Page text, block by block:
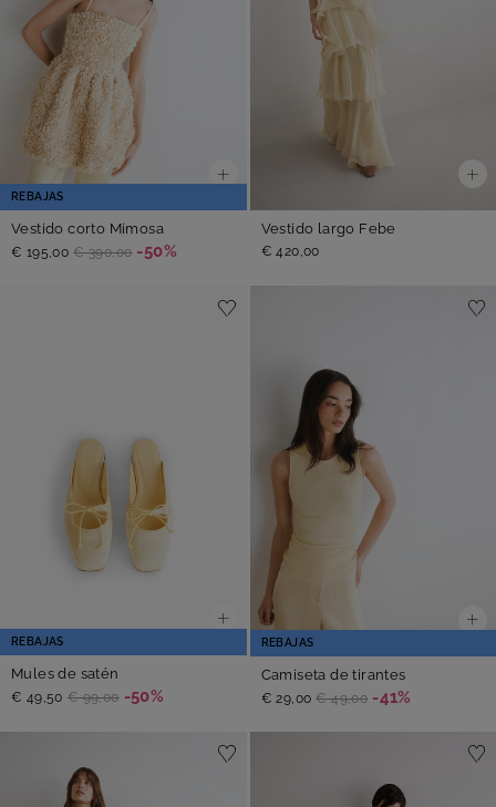
REBAJAS
Vestido corto Mimosa
€ 195,00 € 390,00 -50%
Vestido largo Febe
€ 420,00
REBAJAS
Mules de satén
€ 49,50 € 99,00 -50%
REBAJAS
Camiseta de tirantes
€ 29,00 € 49,00 -41%